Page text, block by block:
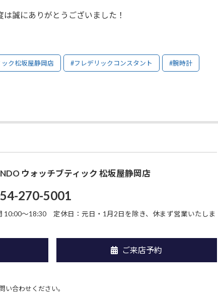
は誠にありがとうございました！
ク松坂屋静岡店 #フレデリックコンスタント #腕時計
ウォッチブティック 松坂屋静岡店
270-5001
10:00〜18:30
定休日：元日・1月2日を除き、休まず営業いたしま
ご来店予約
い合わせください。